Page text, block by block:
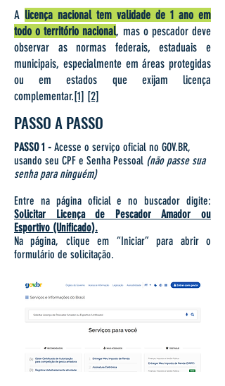
A licença nacional tem validade de 1 ano em
todo o território nacional, mas o pescador deve
observar as normas federais, estaduais e
municipais, especialmente em áreas protegidas
ou em estados que exijam licença
complementar. [1] [2]
PASSO A PASSO
PASSO 1 - Acesse o serviço oficial no GOV.BR,
usando seu CPF e Senha Pessoal (não passe sua
senha para ninguém)
Entre na página oficial e no buscador digite:
Solicitar Licença de Pescador Amador ou
Esportivo (Unificado).
Na página, clique em “Iniciar” para abrir o
formulário de solicitação.